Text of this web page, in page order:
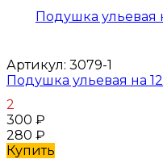
Артикул: 3079-1
Подушка ульевая на
2
300 ₽
280 ₽
Купить